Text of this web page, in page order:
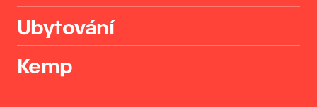
Ubytování
Kemp